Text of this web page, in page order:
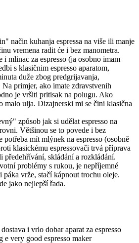
način kuhanja espressa na više ili manje
vremena radit će i bez manometra.
i mlinac za espresso (ja osobno imam
s klasičnim espresso aparatom,
duže zbog predgrijavanja,
primjer, ako imate zdravstvenih
je vršiti pritisak na polugu. Ako
malo ulja. Dizajnerski mi se čini klasična
způsob jak si udělat espresso na
Většinou se to povede i bez
potřeba mít mlýnek na espresso (osobně
klasickému espressovači trvá příprava
skládání a rozkládání.
problémy s rukou, je nepříjemné
vrže, stačí kápnout trochu oleje.
jako nejlepší řada.
i vrlo dobar aparat za espresso
very good espresso maker